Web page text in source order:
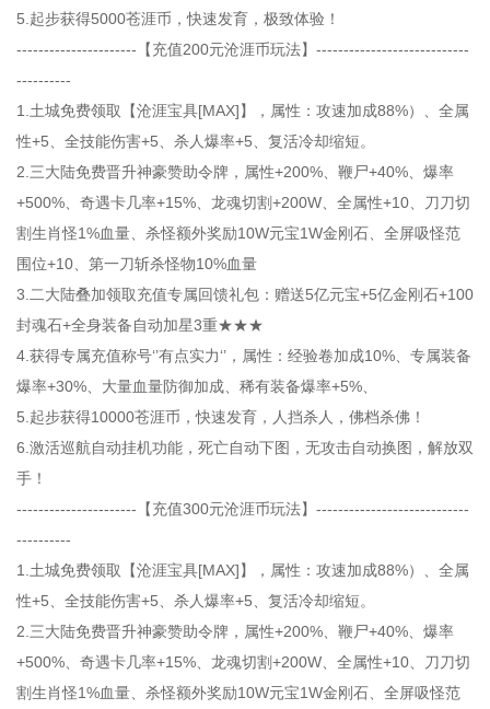
5.起步获得5000苍涯币，快速发育，极致体验！
----------------------【充值200元沧涯币玩法】----------------------------
----------
1.土城免费领取【沧涯宝具[MAX]】，属性：攻速加成88%）、全属
性+5、全技能伤害+5、杀人爆率+5、复活冷却缩短。
2.三大陆免费晋升神豪赞助令牌，属性+200%、鞭尸+40%、爆率
+500%、奇遇卡几率+15%、龙魂切割+200W、全属性+10、刀刀切
割生肖怪1%血量、杀怪额外奖励10W元宝1W金刚石、全屏吸怪范
围位+10、第一刀斩杀怪物10%血量
3.二大陆叠加领取充值专属回馈礼包：赠送5亿元宝+5亿金刚石+100
封魂石+全身装备自动加星3重★★★
4.获得专属充值称号‘’有点实力‘’，属性：经验卷加成10%、专属装备
爆率+30%、大量血量防御加成、稀有装备爆率+5%、
5.起步获得10000苍涯币，快速发育，人挡杀人，佛档杀佛！
6.激活巡航自动挂机功能，死亡自动下图，无攻击自动换图，解放双
手！
----------------------【充值300元沧涯币玩法】----------------------------
----------
1.土城免费领取【沧涯宝具[MAX]】，属性：攻速加成88%）、全属
性+5、全技能伤害+5、杀人爆率+5、复活冷却缩短。
2.三大陆免费晋升神豪赞助令牌，属性+200%、鞭尸+40%、爆率
+500%、奇遇卡几率+15%、龙魂切割+200W、全属性+10、刀刀切
割生肖怪1%血量、杀怪额外奖励10W元宝1W金刚石、全屏吸怪范